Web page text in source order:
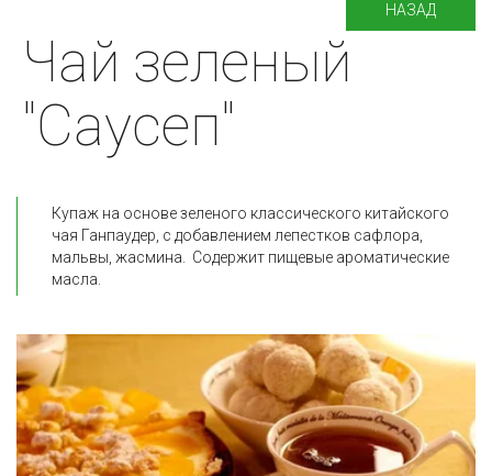
НАЗАД
Чай зеленый
"Саусеп"
Купаж на основе зеленого классического китайского
чая Ганпаудер, с добавлением лепестков сафлора,
мальвы, жасмина.  Содержит пищевые ароматические
масла.